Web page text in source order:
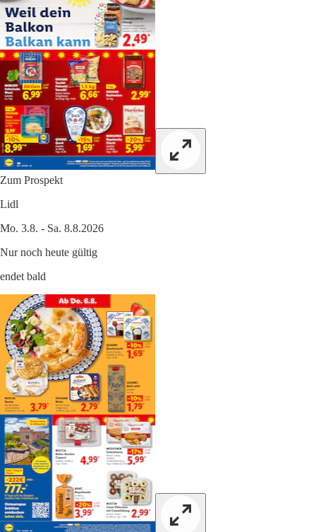
Zum Prospekt
Lidl
Mo. 3.8. - Sa. 8.8.2026
Nur noch heute gültig
endet bald